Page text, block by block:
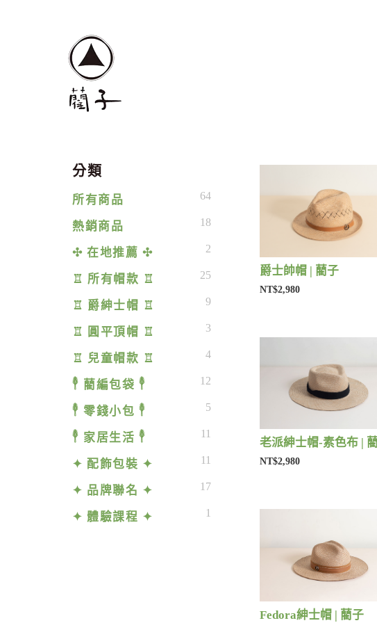
分類
所有商品 64
熱銷商品 18
✣ 在地推薦 ✣ 2
♖ 所有帽款 ♖ 25
♖ 爵紳士帽 ♖ 9
♖ 圓平頂帽 ♖ 3
♖ 兒童帽款 ♖ 4
𓇣 藺編包袋 𓇣 12
𓇣 零錢小包 𓇣 5
𓇣 家居生活 𓇣 11
✦ 配飾包裝 ✦ 11
✦ 品牌聯名 ✦ 17
✦ 體驗課程 ✦ 1
爵士帥帽 | 藺子
NT$2,980
老派紳士帽-素色布 |
NT$2,980
Fedora紳士帽 | 藺子